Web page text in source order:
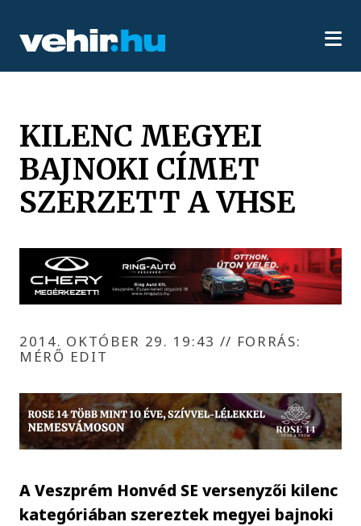
KILENC MEGYEI
BAJNOKI CÍMET
SZERZETT A VHSE
2014. OKTÓBER 29. 19:43 // FORRÁS:
MÉRŐ EDIT
A Veszprém Honvéd SE versenyzői kilenc
kategóriában szereztek megyei bajnoki